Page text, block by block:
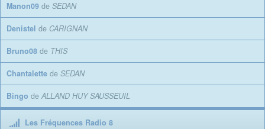
Manon09 de SEDAN
Denistel de CARIGNAN
Bruno08 de THIS
Chantalette de SEDAN
Bingo de ALLAND HUY SAUSSEUIL
Les Fréquences Radio 8